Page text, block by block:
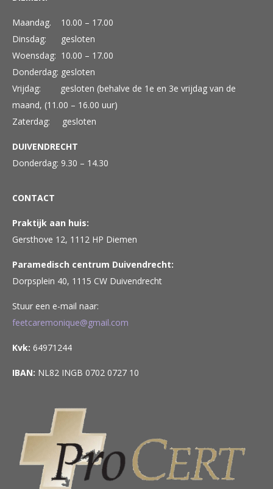
Maandag. 10.00 – 17.00
Dinsdag: gesloten
Woensdag: 10.00 – 17.00
Donderdag: gesloten
Vrijdag: gesloten (behalve de 1e en 3e vrijdag van de
maand, (11.00 – 16.00 uur)
Zaterdag: gesloten
DUIVENDRECHT
Donderdag: 9.30 – 14.30
CONTACT
Praktijk aan huis:
Gersthove 12, 1112 HP Diemen
Paramedisch centrum Duivendrecht:
Dorpsplein 40, 1115 CW Duivendrecht
Stuur een e-mail naar:
feetcaremonique@gmail.com
Kvk: 64971244
IBAN: NL82 INGB 0702 0727 10